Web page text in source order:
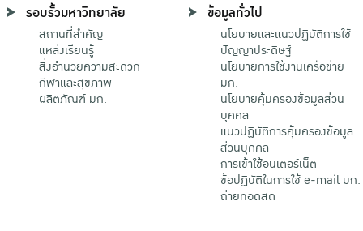
รอบรั้วมหาวิทยาลัย
สถานที่สำคัญ
แหล่งเรียนรู้
สิ่งอำนวยความสะดวก
กีฬาและสุขภาพ
ผลิตภัณฑ์ มก.
ข้อมูลทั่วไป
นโยบายและแนวปฏิบัติการใช้
ปัญญาประดิษฐ์
นโยบายการใช้งานเครือข่าย
มก.
นโยบายคุ้มครองข้อมูลส่วน
บุคคล
แนวปฏิบัติการคุ้มครองข้อมูล
ส่วนบุคคล
การเข้าใช้อินเตอร์เน็ต
ข้อปฏิบัติในการใช้ e-mail มก.
ถ่ายทอดสด